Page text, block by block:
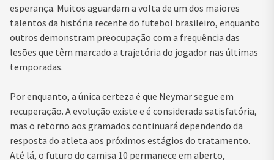
esperança. Muitos aguardam a volta de um dos maiores
talentos da história recente do futebol brasileiro, enquanto
outros demonstram preocupação com a frequência das
lesões que têm marcado a trajetória do jogador nas últimas
temporadas.
Por enquanto, a única certeza é que Neymar segue em
recuperação. A evolução existe e é considerada satisfatória,
mas o retorno aos gramados continuará dependendo da
resposta do atleta aos próximos estágios do tratamento.
Até lá, o futuro do camisa 10 permanece em aberto,